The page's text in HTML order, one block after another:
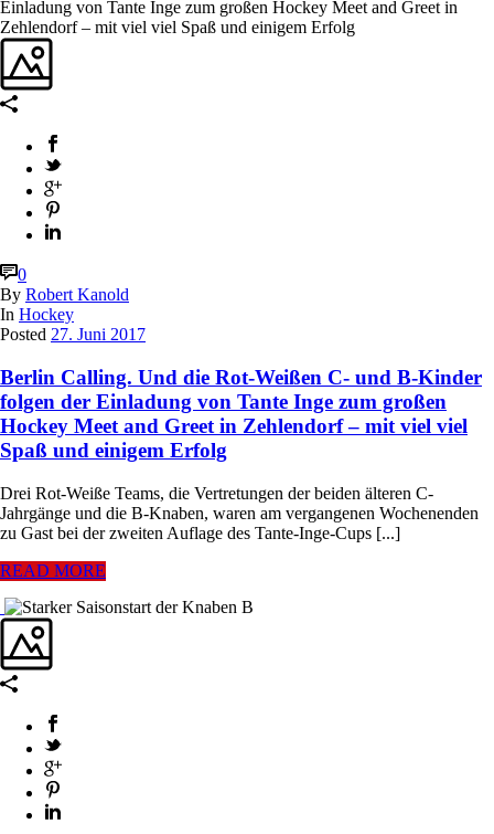
0
By Robert Kanold
In Hockey
Posted 27. Juni 2017
Berlin Calling. Und die Rot-Weißen C- und B-Kinder
folgen der Einladung von Tante Inge zum großen
Hockey Meet and Greet in Zehlendorf – mit viel viel
Spaß und einigem Erfolg
Drei Rot-Weiße Teams, die Vertretungen der beiden älteren C-
Jahrgänge und die B-Knaben, waren am vergangenen Wochenenden
zu Gast bei der zweiten Auflage des Tante-Inge-Cups [...]
READ MORE